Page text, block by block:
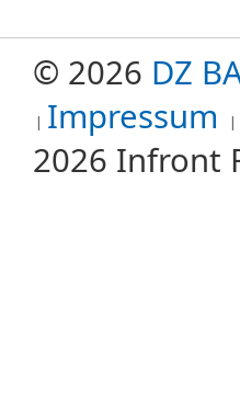
© 2026 DZ
Impressum
2026 Infront